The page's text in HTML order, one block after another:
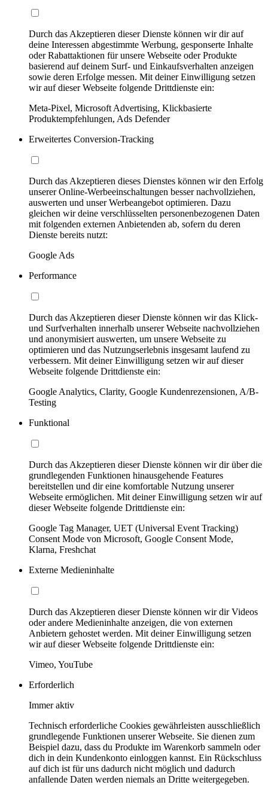
Durch das Akzeptieren dieser Dienste können wir dir auf
deine Interessen abgestimmte Werbung, gesponserte Inhalte
oder Rabattaktionen für unsere Webseite oder Produkte
basierend auf deinem Surf- und Einkaufsverhalten anzeigen
sowie deren Erfolge messen. Mit deiner Einwilligung setzen
wir auf dieser Webseite folgende Drittdienste ein:
Meta-Pixel, Microsoft Advertising, Klickbasierte
Produktempfehlungen, Ads Defender
Erweitertes Conversion-Tracking
Durch das Akzeptieren dieses Dienstes können wir den Erfolg
unserer Online-Werbeeinschaltungen besser nachvollziehen,
auswerten und unser Werbeangebot optimieren. Dazu
gleichen wir deine verschlüsselten personenbezogenen Daten
mit folgenden externen Anbietenden ab, sofern du deren
Dienste bereits nutzt:
Google Ads
Performance
Durch das Akzeptieren dieser Dienste können wir das Klick-
und Surfverhalten innerhalb unserer Webseite nachvollziehen
und anonymisiert auswerten, um unsere Webseite zu
optimieren und das Nutzungserlebnis insgesamt laufend zu
verbessern. Mit deiner Einwilligung setzen wir auf dieser
Webseite folgende Drittdienste ein:
Google Analytics, Clarity, Google Kundenrezensionen, A/B-
Testing
Funktional
Durch das Akzeptieren dieser Dienste können wir dir über die
grundlegenden Funktionen hinausgehende Features
bereitstellen und dir eine komfortable Nutzung unserer
Webseite ermöglichen. Mit deiner Einwilligung setzen wir auf
dieser Webseite folgende Drittdienste ein:
Google Tag Manager, UET (Universal Event Tracking)
Consent Mode von Microsoft, Google Consent Mode,
Klarna, Freshchat
Externe Medieninhalte
Durch das Akzeptieren dieser Dienste können wir dir Videos
oder andere Medieninhalte anzeigen, die von externen
Anbietern gehostet werden. Mit deiner Einwilligung setzen
wir auf dieser Webseite folgende Drittdienste ein:
Vimeo, YouTube
Erforderlich
Immer aktiv
Technisch erforderliche Cookies gewährleisten ausschließlich
grundlegende Funktionen unserer Webseite. Sie dienen zum
Beispiel dazu, dass du Produkte im Warenkorb sammeln oder
dich in dein Kundenkonto einloggen kannst. Ein Rückschluss
auf dich ist für uns dadurch nicht möglich und dadurch
anfallende Daten werden niemals an Dritte weitergegeben.